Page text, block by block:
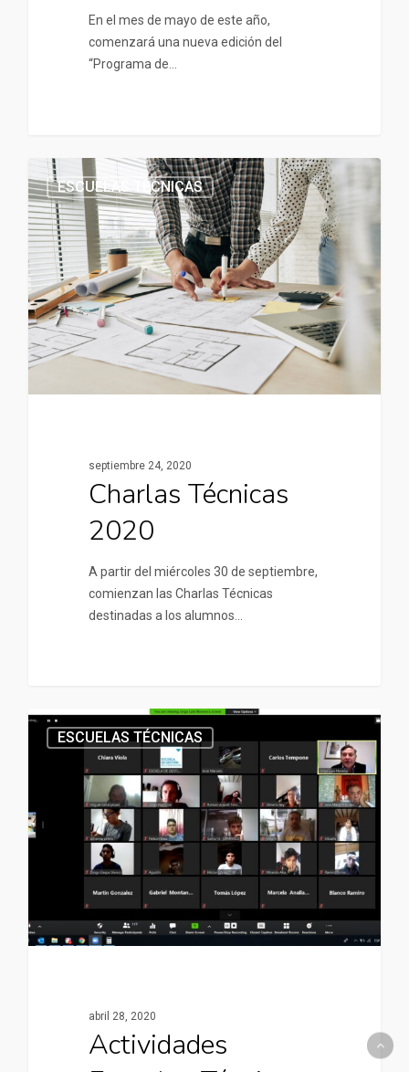
En el mes de mayo de este año,
comenzará una nueva edición del
“Programa de…
ESCUELAS TÉCNICAS
septiembre 24, 2020
Charlas Técnicas
2020
A partir del miércoles 30 de septiembre,
comienzan las Charlas Técnicas
destinadas a los alumnos…
ESCUELAS TÉCNICAS
abril 28, 2020
Actividades